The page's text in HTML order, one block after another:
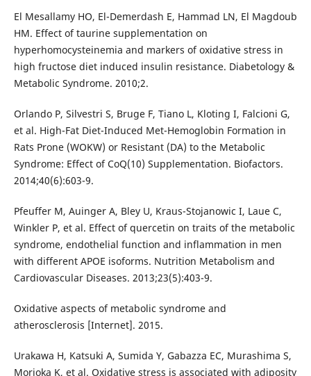
El Mesallamy HO, El-Demerdash E, Hammad LN, El Magdoub
HM. Effect of taurine supplementation on
hyperhomocysteinemia and markers of oxidative stress in
high fructose diet induced insulin resistance. Diabetology &
Metabolic Syndrome. 2010;2.
Orlando P, Silvestri S, Bruge F, Tiano L, Kloting I, Falcioni G,
et al. High-Fat Diet-Induced Met-Hemoglobin Formation in
Rats Prone (WOKW) or Resistant (DA) to the Metabolic
Syndrome: Effect of CoQ(10) Supplementation. Biofactors.
2014;40(6):603-9.
Pfeuffer M, Auinger A, Bley U, Kraus-Stojanowic I, Laue C,
Winkler P, et al. Effect of quercetin on traits of the metabolic
syndrome, endothelial function and inflammation in men
with different APOE isoforms. Nutrition Metabolism and
Cardiovascular Diseases. 2013;23(5):403-9.
Oxidative aspects of metabolic syndrome and
atherosclerosis [Internet]. 2015.
Urakawa H, Katsuki A, Sumida Y, Gabazza EC, Murashima S,
Morioka K, et al. Oxidative stress is associated with adiposity